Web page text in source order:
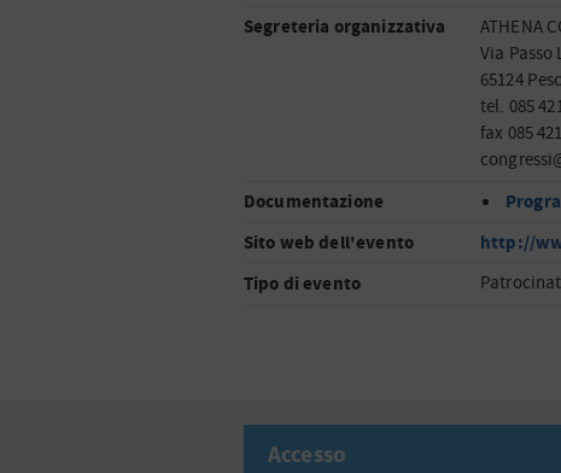
Segreteria organizzativa
ATHENA
Via Passo
65124
tel. 085
fax 085
Documentazione
Sito web dell'evento
http://
Tipo di evento
Accesso